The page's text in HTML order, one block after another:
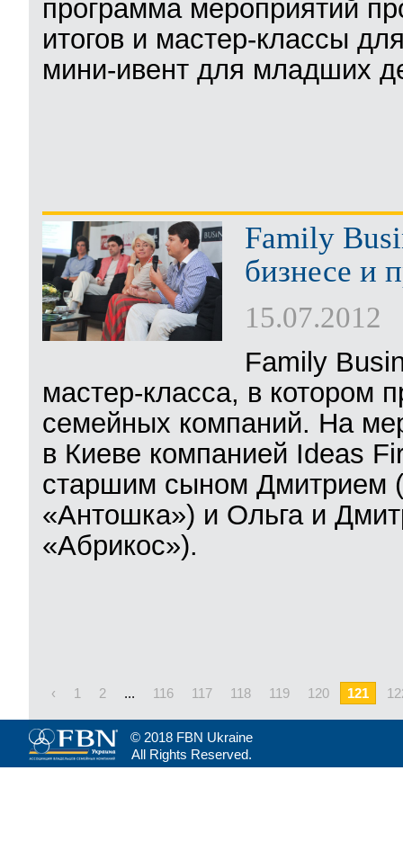
программа мероприятий
итогов и мастер-классы
мини-ивент для младших
Family
бизнесе и
15.07.2012
Family
мастер-класса, в котором
семейных компаний. На
в Киеве компанией Ideas
старшим сыном Дмитрием
«Антошка») и Ольга и
«Абрикос»).
‹ 1 2 ... 116 117 118 119 120 121
© 2018 FBN Ukraine
All Rights Reserved.